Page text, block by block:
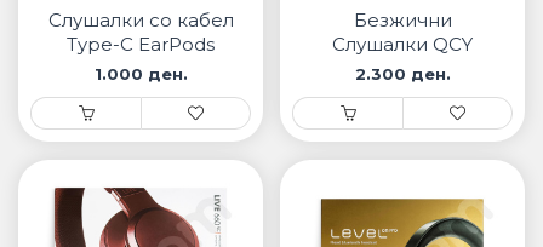
Слушалки со кабел
Type-C EarPods
1.000 ден.
Безжични
Слушалки QCY
2.300 ден.
ПРОЕКТОРИ